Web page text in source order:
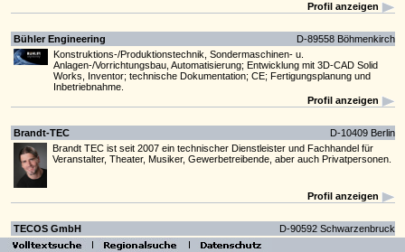
Profil anzeigen
Bühler Engineering
D-89558 Böhmenkirch
Konstruktions-/Produktionstechnik, Sondermaschinen- u.
Anlagen-/Vorrichtungsbau, Automatisierung; Entwicklung mit 3D-CAD Solid
Works, Inventor; technische Dokumentation; CE; Fertigungsplanung und
Inbetriebnahme.
Profil anzeigen
Brandt-TEC
D-10409 Berlin
Brandt TEC ist seit 2007 ein technischer Dienstleister und Fachhandel für
Veranstalter, Theater, Musiker, Gewerbetreibende, aber auch Privatpersonen.
Profil anzeigen
TECOS GmbH
D-90592 Schwarzenbruck
Umsetzung komplexer Aufgabenstellungen in betriebswirtschaftliche und